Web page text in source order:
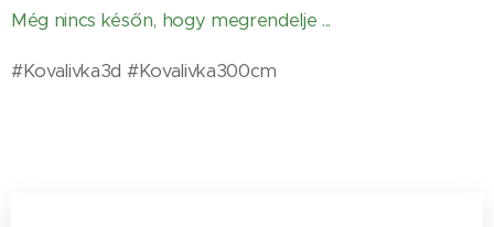
Még nincs későn, hogy megrendelje ...
#Kovalivka3d #Kovalivka300cm